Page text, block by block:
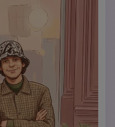
detail.